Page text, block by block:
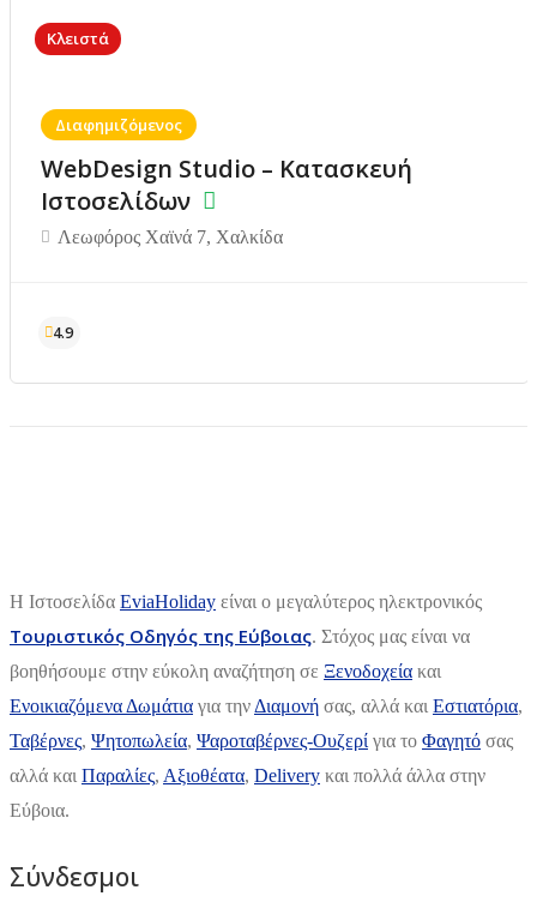
Κλειστά
Διαφημιζόμενος
WebDesign Studio – Κατασκευή
Ιστοσελίδων
Λεωφόρος Χαϊνά 7, Χαλκίδα
H Ιστοσελίδα EviaHoliday είναι ο μεγαλύτερος ηλεκτρονικός
Τουριστικός Οδηγός της Εύβοιας. Στόχος μας είναι να
βοηθήσουμε στην εύκολη αναζήτηση σε Ξενοδοχεία και
Ενοικιαζόμενα Δωμάτια για την Διαμονή σας, αλλά και Εστιατόρια,
Ταβέρνες, Ψητοπωλεία, Ψαροταβέρνες-Ουζερί για το Φαγητό σας
αλλά και Παραλίες, Αξιοθέατα, Delivery και πολλά άλλα στην
Εύβοια.
Σύνδεσμοι